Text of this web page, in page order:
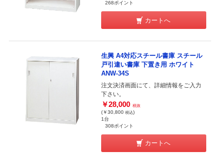
268ポイント
カートへ
生興 A4対応スチール書庫 スチール
戸引違い書庫 下置き用 ホワイト
ANW-34S
注文決済画面にて、詳細情報をご入力
下さい。
￥28,000 税抜
(￥30,800 税込)
1台
308ポイント
カートへ